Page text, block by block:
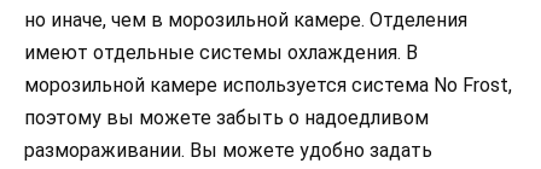
но иначе, чем в морозильной камере. Отделения
имеют отдельные системы охлаждения. В
морозильной камере используется система No Frost,
поэтому вы можете забыть о надоедливом
размораживании. Вы можете удобно задать